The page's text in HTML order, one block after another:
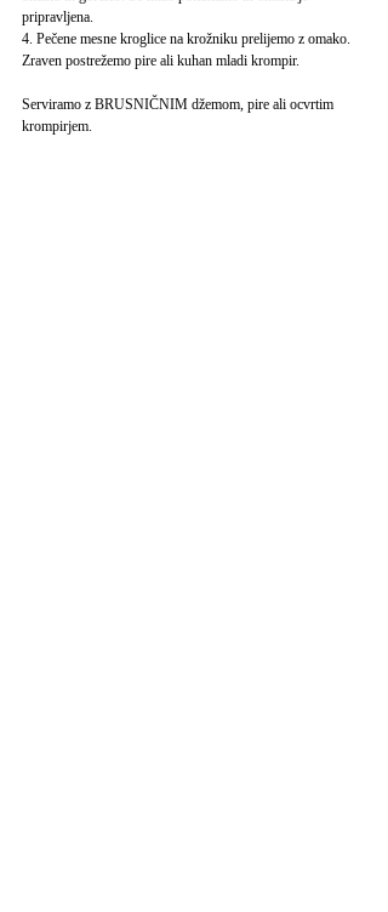
pripravljena.
4. Pečene mesne kroglice na krožniku prelijemo z omako.
Zraven postrežemo pire ali kuhan mladi krompir.
Serviramo z BRUSNIČNIM džemom, pire ali ocvrtim
krompirjem.